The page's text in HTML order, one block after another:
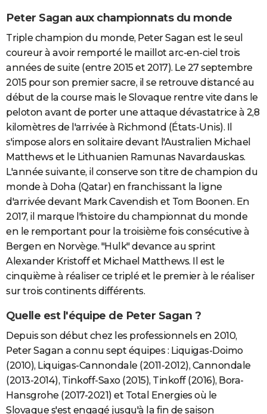
Peter Sagan aux championnats du monde
Triple champion du monde, Peter Sagan est le seul
coureur à avoir remporté le maillot arc-en-ciel trois
années de suite (entre 2015 et 2017). Le 27 septembre
2015 pour son premier sacre, il se retrouve distancé au
début de la course mais le Slovaque rentre vite dans le
peloton avant de porter une attaque dévastatrice à 2,8
kilomètres de l'arrivée à Richmond (États-Unis). Il
s'impose alors en solitaire devant l'Australien Michael
Matthews et le Lithuanien Ramunas Navardauskas.
L'année suivante, il conserve son titre de champion du
monde à Doha (Qatar) en franchissant la ligne
d'arrivée devant Mark Cavendish et Tom Boonen. En
2017, il marque l'histoire du championnat du monde
en le remportant pour la troisième fois consécutive à
Bergen en Norvège. "Hulk" devance au sprint
Alexander Kristoff et Michael Matthews. Il est le
cinquième à réaliser ce triplé et le premier à le réaliser
sur trois continents différents.
Quelle est l'équipe de Peter Sagan ?
Depuis son début chez les professionnels en 2010,
Peter Sagan a connu sept équipes : Liquigas-Doimo
(2010), Liquigas-Cannondale (2011-2012), Cannondale
(2013-2014), Tinkoff-Saxo (2015), Tinkoff (2016), Bora-
Hansgrohe (2017-2021) et Total Energies où le
Slovaque s'est engagé jusqu'à la fin de saison